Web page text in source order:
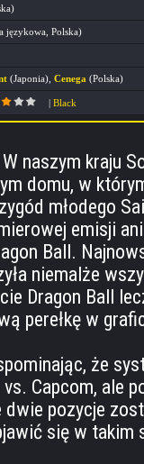
językowa, Polska)
(Japonia), Cenega (Polska)
| Black
W naszym kraju
domu, w
młodego
emisji
Ball.
niemalże
Dragon Ball
perełkę w
że
Capcom, ale
pozycje
się w takim